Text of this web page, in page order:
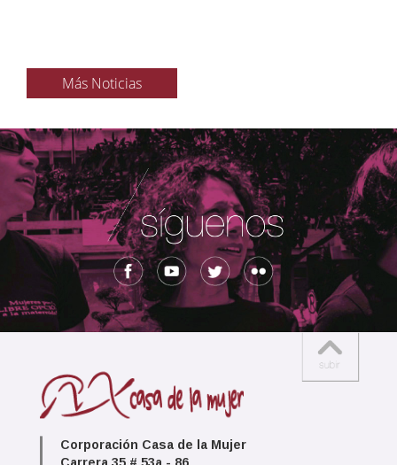
Más Noticias
Corporación Casa de la Mujer